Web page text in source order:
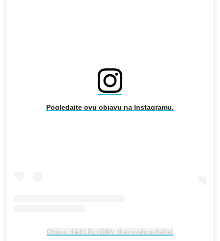
Pogledajte ovu objavu na Instagramu.
Objavu dijeli Lilly (@lilly_thetravelingsheltie)